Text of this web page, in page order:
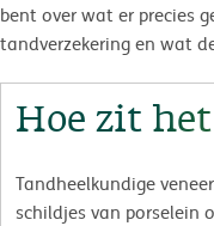
bent over wat er precies
tandverzekering en wat
Hoe zit
Tandheelkundige
schildjes van porselein